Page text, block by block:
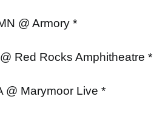
@ Armory *
Red Rocks Amphitheatre *
@ Marymoor Live *